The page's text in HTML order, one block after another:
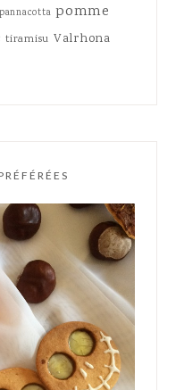
pannacotta pomme
tiramisu Valrhona